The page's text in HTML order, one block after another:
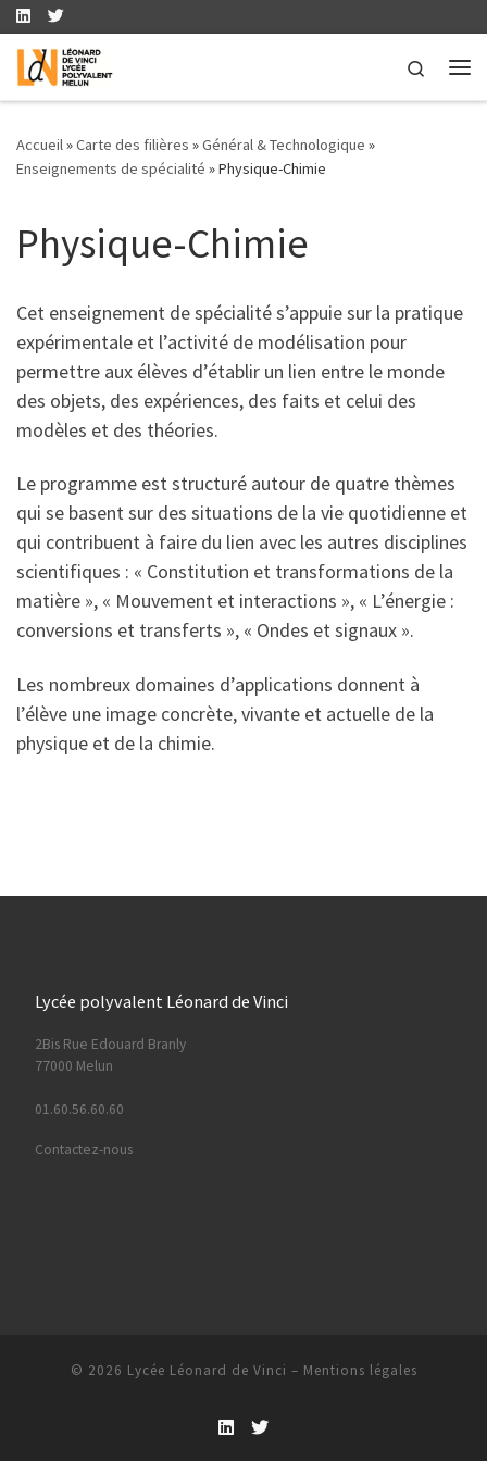
Skip to content
Search
Accueil»Carte des filières »Général & Technologique »
Enseignements de spécialité »Physique-Chimie
Physique-Chimie
Cet enseignement de spécialité s’appuie sur la pratique
expérimentale et l’activité de modélisation pour
permettre aux élèves d’établir un lien entre le monde
des objets, des expériences, des faits et celui des
modèles et des théories.
Le programme est structuré autour de quatre thèmes
qui se basent sur des situations de la vie quotidienne et
qui contribuent à faire du lien avec les autres disciplines
scientifiques : « Constitution et transformations de la
matière », « Mouvement et interactions », « L’énergie :
conversions et transferts », « Ondes et signaux ».
Les nombreux domaines d’applications donnent à
l’élève une image concrète, vivante et actuelle de la
physique et de la chimie.
Lycée polyvalent Léonard de Vinci
2Bis Rue Edouard Branly
77000 Melun
01.60.56.60.60
Contactez-nous
© 2026 Lycée Léonard de Vinci – Mentions légales